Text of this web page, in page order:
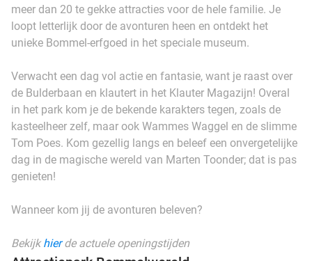
meer dan 20 te gekke attracties voor de hele familie. Je
loopt letterlijk door de avonturen heen en ontdekt het
unieke Bommel-erfgoed in het speciale museum.
Verwacht een dag vol actie en fantasie, want je raast over
de Bulderbaan en klautert in het Klauter Magazijn! Overal
in het park kom je de bekende karakters tegen, zoals de
kasteelheer zelf, maar ook Wammes Waggel en de slimme
Tom Poes. Kom gezellig langs en beleef een onvergetelijke
dag in de magische wereld van Marten Toonder; dat is pas
genieten!
Wanneer kom jij de avonturen beleven?
Bekijkhierde actuele openingstijden